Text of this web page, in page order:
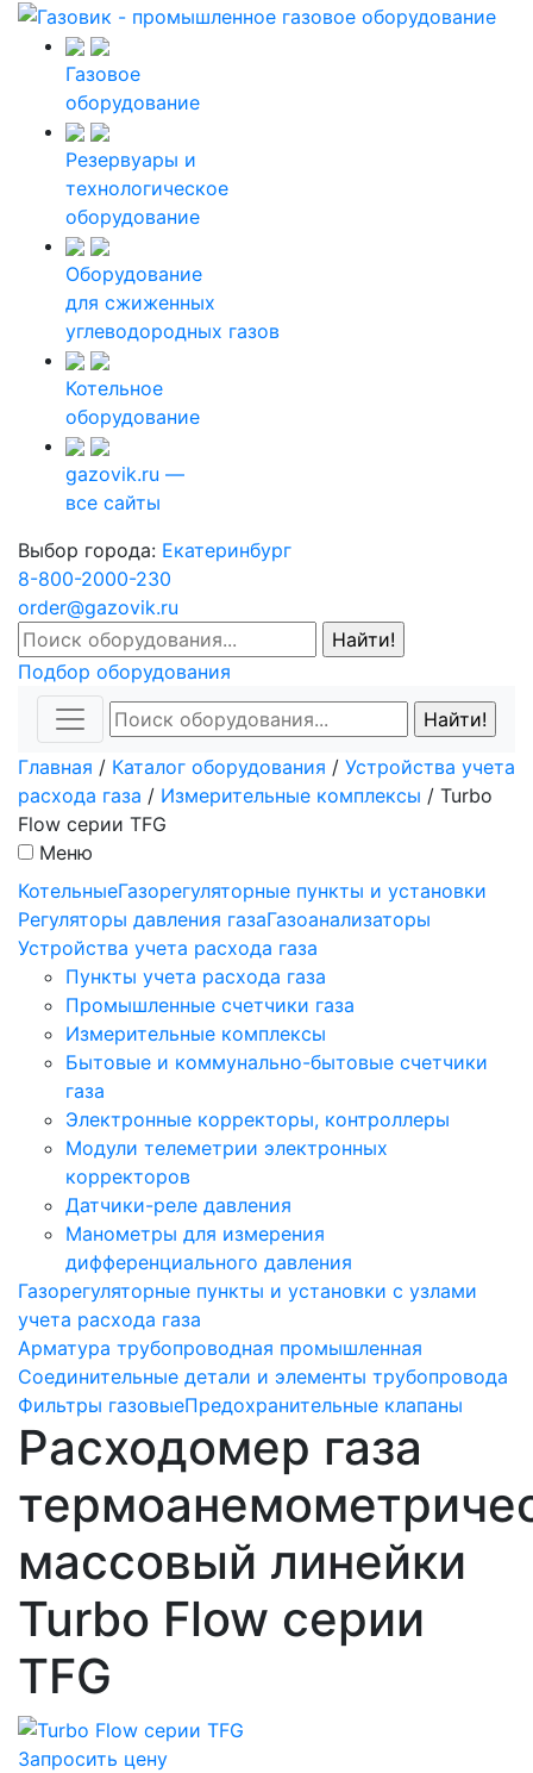
Газовое
оборудование
Резервуары и
технологическое
оборудование
Оборудование
для сжиженных
углеводородных газов
Котельное
оборудование
gazovik.ru —
все сайты
Выбор города: Екатеринбург
8-800-2000-230
order@gazovik.ru
Подбор оборудования
Главная / Каталог оборудования / Устройства учета
расхода газа / Измерительные комплексы / Turbo
Flow серии TFG
Меню
КотельныеГазорегуляторные пункты и установки
Регуляторы давления газаГазоанализаторы
Устройства учета расхода газа
Пункты учета расхода газа
Промышленные счетчики газа
Измерительные комплексы
Бытовые и коммунально-бытовые счетчики
газа
Электронные корректоры, контроллеры
Модули телеметрии электронных
корректоров
Датчики-реле давления
Манометры для измерения
дифференциального давления
Газорегуляторные пункты и установки с узлами
учета расхода газа
Арматура трубопроводная промышленная
Соединительные детали и элементы трубопровода
Фильтры газовыеПредохранительные клапаны
Расходомер газа
массовый линейки
Turbo Flow серии
TFG
Запросить цену